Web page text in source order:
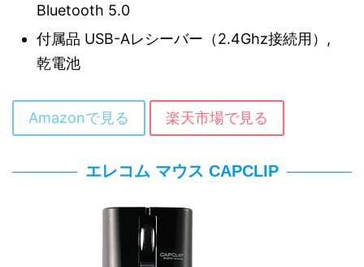
Bluetooth 5.0
付属品 ‎USB-Aレシーバー（2.4Ghz接続用）,
乾電池
Amazonで見る 楽天市場で見る
エレコム マウス CAPCLIP